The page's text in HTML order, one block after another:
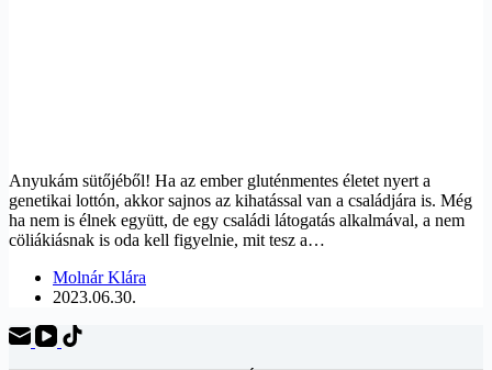
Anyukám sütőjéből! Ha az ember gluténmentes életet nyert a
genetikai lottón, akkor sajnos az kihatással van a családjára is. Még
ha nem is élnek együtt, de egy családi látogatás alkalmával, a nem
cöliákiásnak is oda kell figyelnie, mit tesz a…
Molnár Klára
2023.06.30.